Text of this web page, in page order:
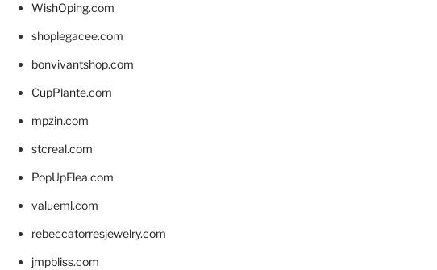
WishOping.com
shoplegacee.com
bonvivantshop.com
CupPlante.com
mpzin.com
stcreal.com
PopUpFlea.com
valueml.com
rebeccatorresjewelry.com
jmpbliss.com